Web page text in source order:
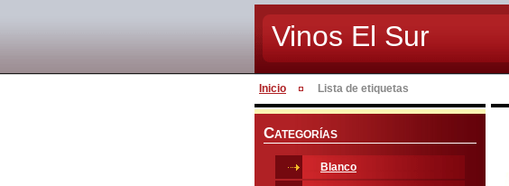
Vinos El Sur
Inicio Lista de etiquetas
CATEGORÍAS
Blanco